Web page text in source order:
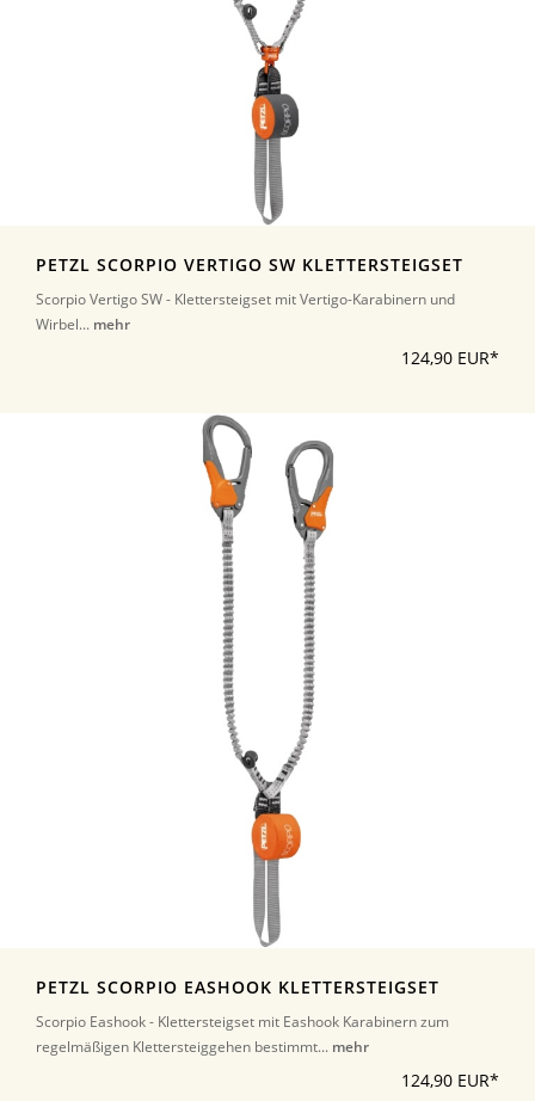
PETZL SCORPIO VERTIGO SW KLETTERSTEIGSET
Scorpio Vertigo SW - Klettersteigset mit Vertigo-Karabinern und
Wirbel... mehr
124,90 EUR*
PETZL SCORPIO EASHOOK KLETTERSTEIGSET
Scorpio Eashook - Klettersteigset mit Eashook Karabinern zum
regelmäßigen Klettersteiggehen bestimmt... mehr
124,90 EUR*